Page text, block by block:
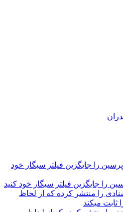
را جایگزین فیلتر سیگار خود کنید